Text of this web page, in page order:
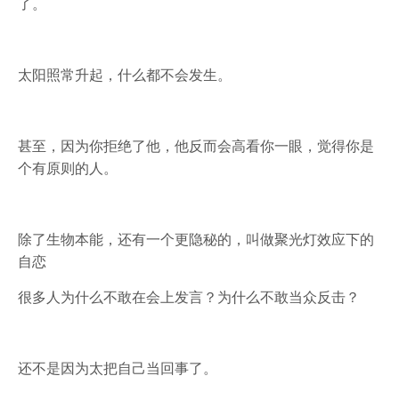
太阳照常升起，什么都不会发生。
甚至，因为你拒绝了他，他反而会高看你一眼，觉得你是
个有原则的人。
除了生物本能，还有一个更隐秘的，叫做聚光灯效应下的
自恋
很多人为什么不敢在会上发言？为什么不敢当众反击？
还不是因为太把自己当回事了。